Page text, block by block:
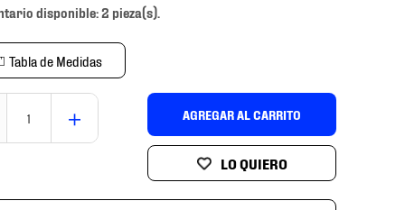
disponible: 2 pieza(s).
Tabla de Medidas
＋ AGREGAR AL CARRITO